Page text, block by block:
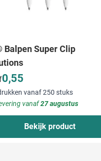
Balpen Super Clip
0,55
vanaf 250 stuks
vanaf27 augustus
Bekijk product